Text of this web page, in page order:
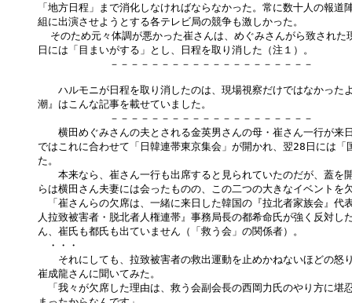
「地方日程」まで消化しなければならなかった。常に数十人の報道
組に出演させようとする各テレビ局の競争も激しかった。
そのため元々体調が悪かった崔さんは、めぐみさんがら致された
日には「目まいがする」とし、日程を取り消した（注１）。
－－－－－－－－－－－－－－－－－－－－
ハルモニが日程を取り消したのは、現場視察だけではなかった
潮』はこんな記事を載せていました。
－－－－－－－－－－－－－－－－－－－－
横田めぐみさんの夫とされる金英男さんの母・崔さん一行が来
ではこれに合わせて「日韓連帯東京集会」が開かれ、翌28日には「
た。
本来なら、崔さん一行も出席すると見られていたのだが、蓋を
らは横田さん夫妻には会ったものの、この二つの大きなイベントを
「崔さんらの欠席は、一緒に来日した韓国の『拉北者家族会』代
人拉致被害者・脱北者人権連帯』事務局長の都希命氏が強く反対し
ん、崔氏も都氏も出ていません（「救う会」の関係者）。
・・・
それにしても、拉致被害者の救出運動を止めかねないほどの怒
崔成龍さんに聞いてみた。
「我々が欠席した理由は、救う会副会長の西岡力氏のやり方に堪